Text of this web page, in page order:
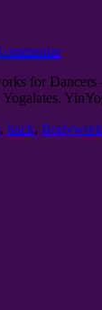
for
, back, Bodywork